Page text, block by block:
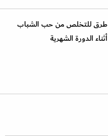
طرق للتخلص من حب الشباب
أثناء الدورة الشهرية